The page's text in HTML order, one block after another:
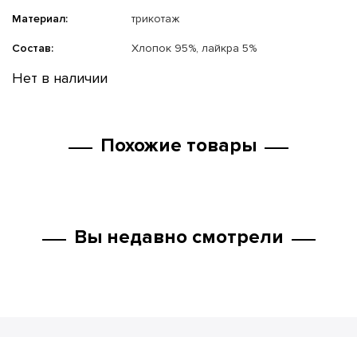
Материал: трикотаж
Состав: Хлопок 95%, лайкра 5%
Нет в наличии
Похожие товары
Вы недавно смотрели